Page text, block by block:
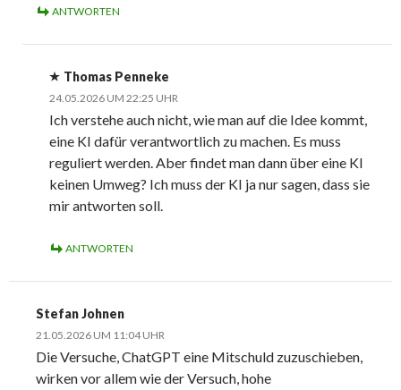
ANTWORTEN
Thomas Penneke
24.05.2026 UM 22:25 UHR
Ich verstehe auch nicht, wie man auf die Idee kommt,
eine KI dafür verantwortlich zu machen. Es muss
reguliert werden. Aber findet man dann über eine KI
keinen Umweg? Ich muss der KI ja nur sagen, dass sie
mir antworten soll.
ANTWORTEN
Stefan Johnen
21.05.2026 UM 11:04 UHR
Die Versuche, ChatGPT eine Mitschuld zuzuschieben,
wirken vor allem wie der Versuch, hohe